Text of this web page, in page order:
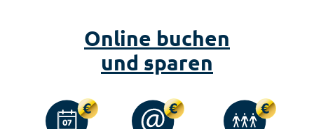
Online buchen
und sparen